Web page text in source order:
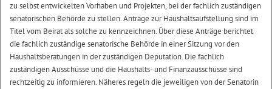
zu selbst entwickelten Vorhaben und Projekten, bei der fachlich zuständigen
senatorischen Behörde zu stellen. Anträge zur Haushaltsaufstellung sind im
Titel vom Beirat als solche zu kennzeichnen. Über diese Anträge berichtet
die fachlich zuständige senatorische Behörde in einer Sitzung vor den
Haushaltsberatungen in der zuständigen Deputation. Die fachlich
zuständigen Ausschüsse und die Haushalts- und Finanzausschüsse sind
rechtzeitig zu informieren. Näheres regeln die jeweiligen von der Senatorin